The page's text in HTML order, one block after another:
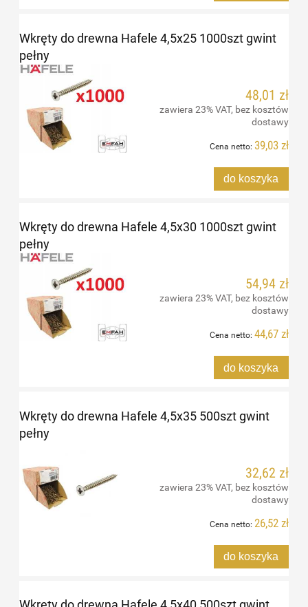
Wkręty do drewna Hafele 4,5x25 1000szt gwint
pełny
48,01 zł
zawiera 23% VAT, bez kosztów
dostawy
Cena netto: 39,03 zł
do koszyka
Wkręty do drewna Hafele 4,5x30 1000szt gwint
pełny
54,94 zł
zawiera 23% VAT, bez kosztów
dostawy
Cena netto: 44,67 zł
do koszyka
Wkręty do drewna Hafele 4,5x35 500szt gwint
pełny
32,62 zł
zawiera 23% VAT, bez kosztów
dostawy
Cena netto: 26,52 zł
do koszyka